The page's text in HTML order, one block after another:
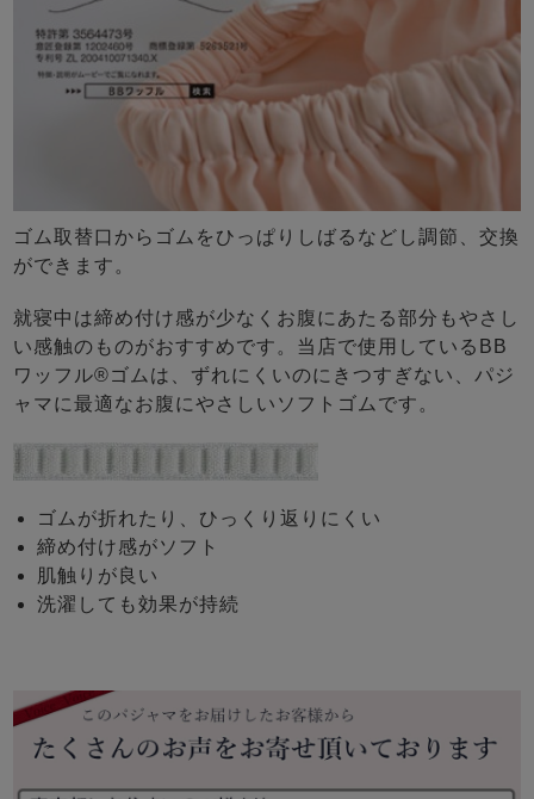
ゴム取替口からゴムをひっぱりしばるなどし調節、交換
ができます。
就寝中は締め付け感が少なくお腹にあたる部分もやさし
い感触のものがおすすめです。当店で使用しているBB
ワッフル®ゴムは、ずれにくいのにきつすぎない、パジ
ャマに最適なお腹にやさしいソフトゴムです。
ゴムが折れたり、ひっくり返りにくい
締め付け感がソフト
肌触りが良い
洗濯しても効果が持続